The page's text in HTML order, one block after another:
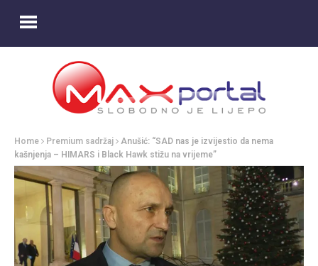
Home Premium sadržaj
Anušić: “SAD nas je izvijestio da nema
kašnjenja – HIMARS i Black Hawk stižu na vrijeme”